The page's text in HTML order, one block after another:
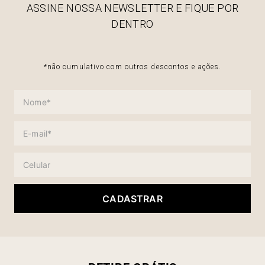
ASSINE NOSSA NEWSLETTER E FIQUE POR
DENTRO
*não cumulativo com outros descontos e ações.
CADASTRAR